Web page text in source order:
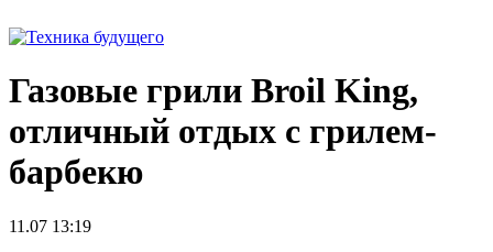
Газовые грили Broil King,
отличный отдых с грилем-
барбекю
11.07 13:19